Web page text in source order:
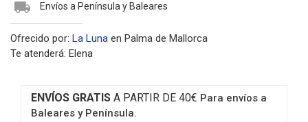
Envíos a Península y Baleares
Ofrecido por: La Luna en Palma de Mallorca
Te atenderá: Elena
ENVÍOS GRATIS A PARTIR DE 40€ Para envíos a
Baleares y Península.